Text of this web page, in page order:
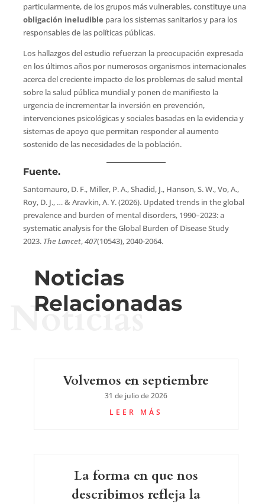
particularmente, de los grupos más vulnerables, constituye una
obligación ineludible para los sistemas sanitarios y para los
responsables de las políticas públicas.
Los hallazgos del estudio refuerzan la preocupación expresada
en los últimos años por numerosos organismos internacionales
acerca del creciente impacto de los problemas de salud mental
sobre la salud pública mundial y ponen de manifiesto la
urgencia de incrementar la inversión en prevención,
intervenciones psicológicas y sociales basadas en la evidencia y
sistemas de apoyo que permitan responder al aumento
sostenido de las necesidades de la población.
Fuente.
Santomauro, D. F., Miller, P. A., Shadid, J., Hanson, S. W., Vo, A.,
Roy, D. J., … & Aravkin, A. Y. (2026). Updated trends in the global
prevalence and burden of mental disorders, 1990–2023: a
systematic analysis for the Global Burden of Disease Study
2023. The Lancet,407(10543), 2040-2064.
Noticias
Relacionadas
Noticias
Volvemos en septiembre
31 de julio de 2026
LEER MÁS
La forma en que nos
describimos refleja la